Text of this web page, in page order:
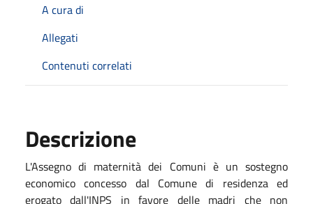
A cura di
Allegati
Contenuti correlati
Descrizione
L'Assegno di maternità dei Comuni è un sostegno
economico concesso dal Comune di residenza ed
erogato dall'INPS in favore delle madri che non